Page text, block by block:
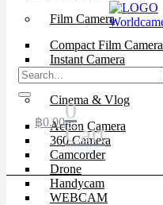
Film Camera
Compact Film Camera
Instant Camera
SLR Camera
Cinema & Vlog
Action Camera
360 Camera
Camcorder
Drone
Handycam
WEBCAM
฿0.000
Cart